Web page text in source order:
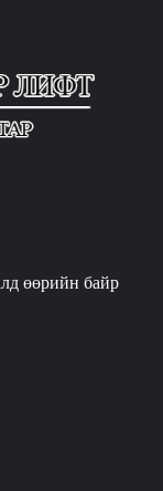
өөрийн байр